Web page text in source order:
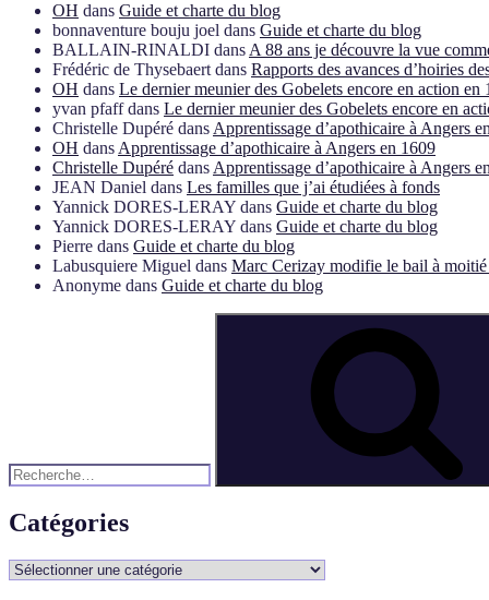
OH dans Guide et charte du blog
bonnaventure bouju joel dans Guide et charte du blog
BALLAIN-RINALDI dans A 88 ans je découvre la vue
Frédéric de Thysebaert dans Rapports des avances d’hoiries
OH dans Le dernier meunier des Gobelets encore en action
yvan pfaffdans Le dernier meunier des Gobelets encore en
Christelle Dupéré dans Apprentissage d’apothicaire à Angers
OH dans Apprentissage d’apothicaire à Angers en 1609
Christelle Dupéré dans Apprentissage d’apothicaire à Angers
JEAN Daniel dans Les familles que j’ai étudiées à fonds
Yannick DORES-LERAY dans Guide et charte du blog
Yannick DORES-LERAY dans Guide et charte du blog
Pierre dans Guide et charte du blog
Labusquiere Miguel dans Marc Cerizay modifie le bail à
Anonyme dans Guide et charte du blog
Catégories
Catégories